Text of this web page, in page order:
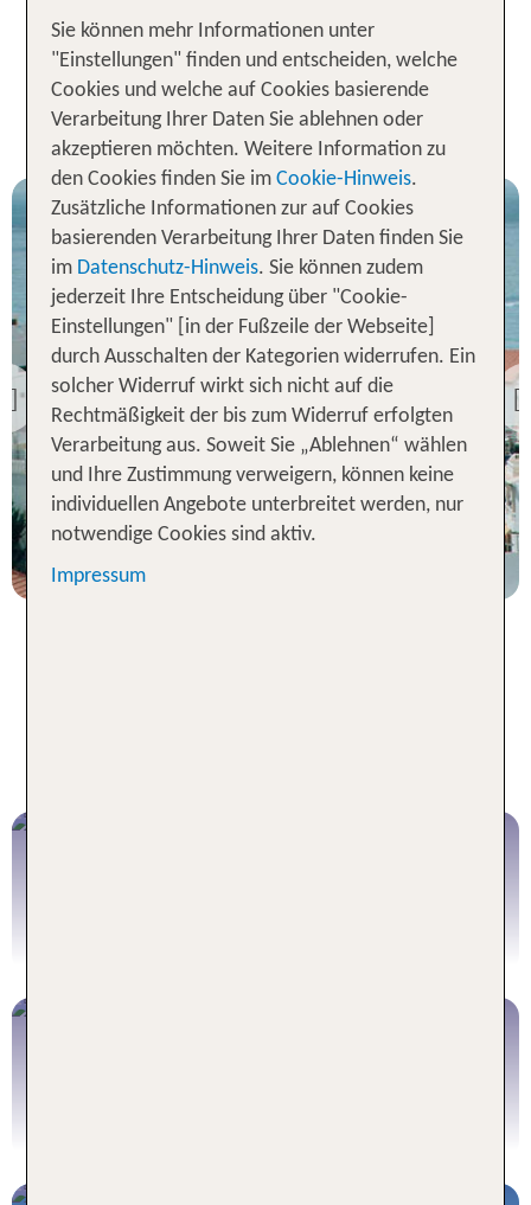
Urlaubswünschen passen.
1 Woche Albufeira Urlaub inkl.
Flug - Unsere TOP Angebote
Previous
Algarve
Hotel Baltum
100 % Weiterempfehlung
7 Nächte, Ü, DZ
statt
564 €
Sie können mehr Informationen unter
"Einstellungen" finden und entscheiden, welche
Cookies und welche auf Cookies basierende
Verarbeitung Ihrer Daten Sie ablehnen oder
akzeptieren möchten. Weitere Information zu
den Cookies finden Sie im Cookie-Hinweis.
Zusätzliche Informationen zur auf Cookies
basierenden Verarbeitung Ihrer Daten finden Sie
im Datenschutz-Hinweis. Sie können zudem
jederzeit Ihre Entscheidung über "Cookie-
Einstellungen" [in der Fußzeile der Webseite]
durch Ausschalten der Kategorien widerrufen. Ein
solcher Widerruf wirkt sich nicht auf die
Rechtmäßigkeit der bis zum Widerruf erfolgten
Verarbeitung aus. Soweit Sie „Ablehnen“ wählen
und Ihre Zustimmung verweigern, können keine
individuellen Angebote unterbreitet werden, nur
notwendige Cookies sind aktiv.
Impressum